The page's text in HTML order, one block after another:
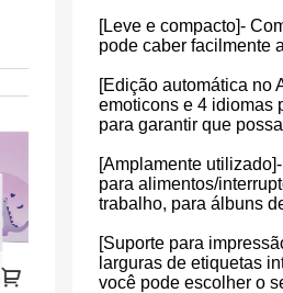
Impressora portátil e sem fio HPRT A4
[Leve e compacto]-
pode caber facilmente
[Edição automática no
emoticons e 4 idiomas
para garantir que
[Amplamente
para alimentos/
trabalho, para álbuns
[Suporte para
larguras de etiquetas
você pode escolher o